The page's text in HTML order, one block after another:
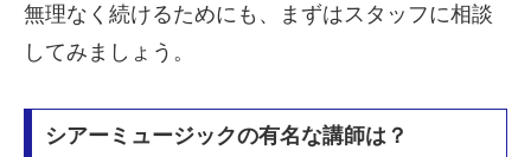
無理なく続けるためにも、まずはスタッフに相談
してみましょう。
シアーミュージックの有名な講師は？